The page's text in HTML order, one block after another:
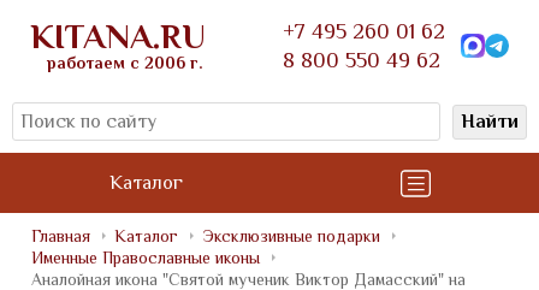
KITANA.RU
работаем с 2006 г.
+7 495 260 01 62
8 800 550 49 62
Найти
Каталог
Главная Каталог
Эксклюзивные подарки
Именные Православные иконы
Аналойная икона "Святой мученик Виктор Дамасский" на